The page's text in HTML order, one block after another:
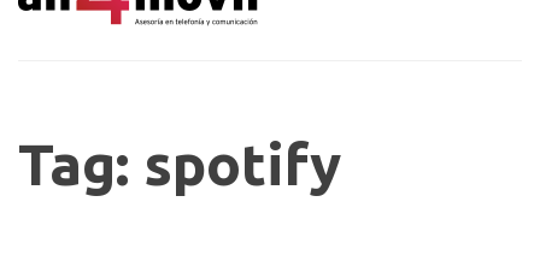
Tag: spotify